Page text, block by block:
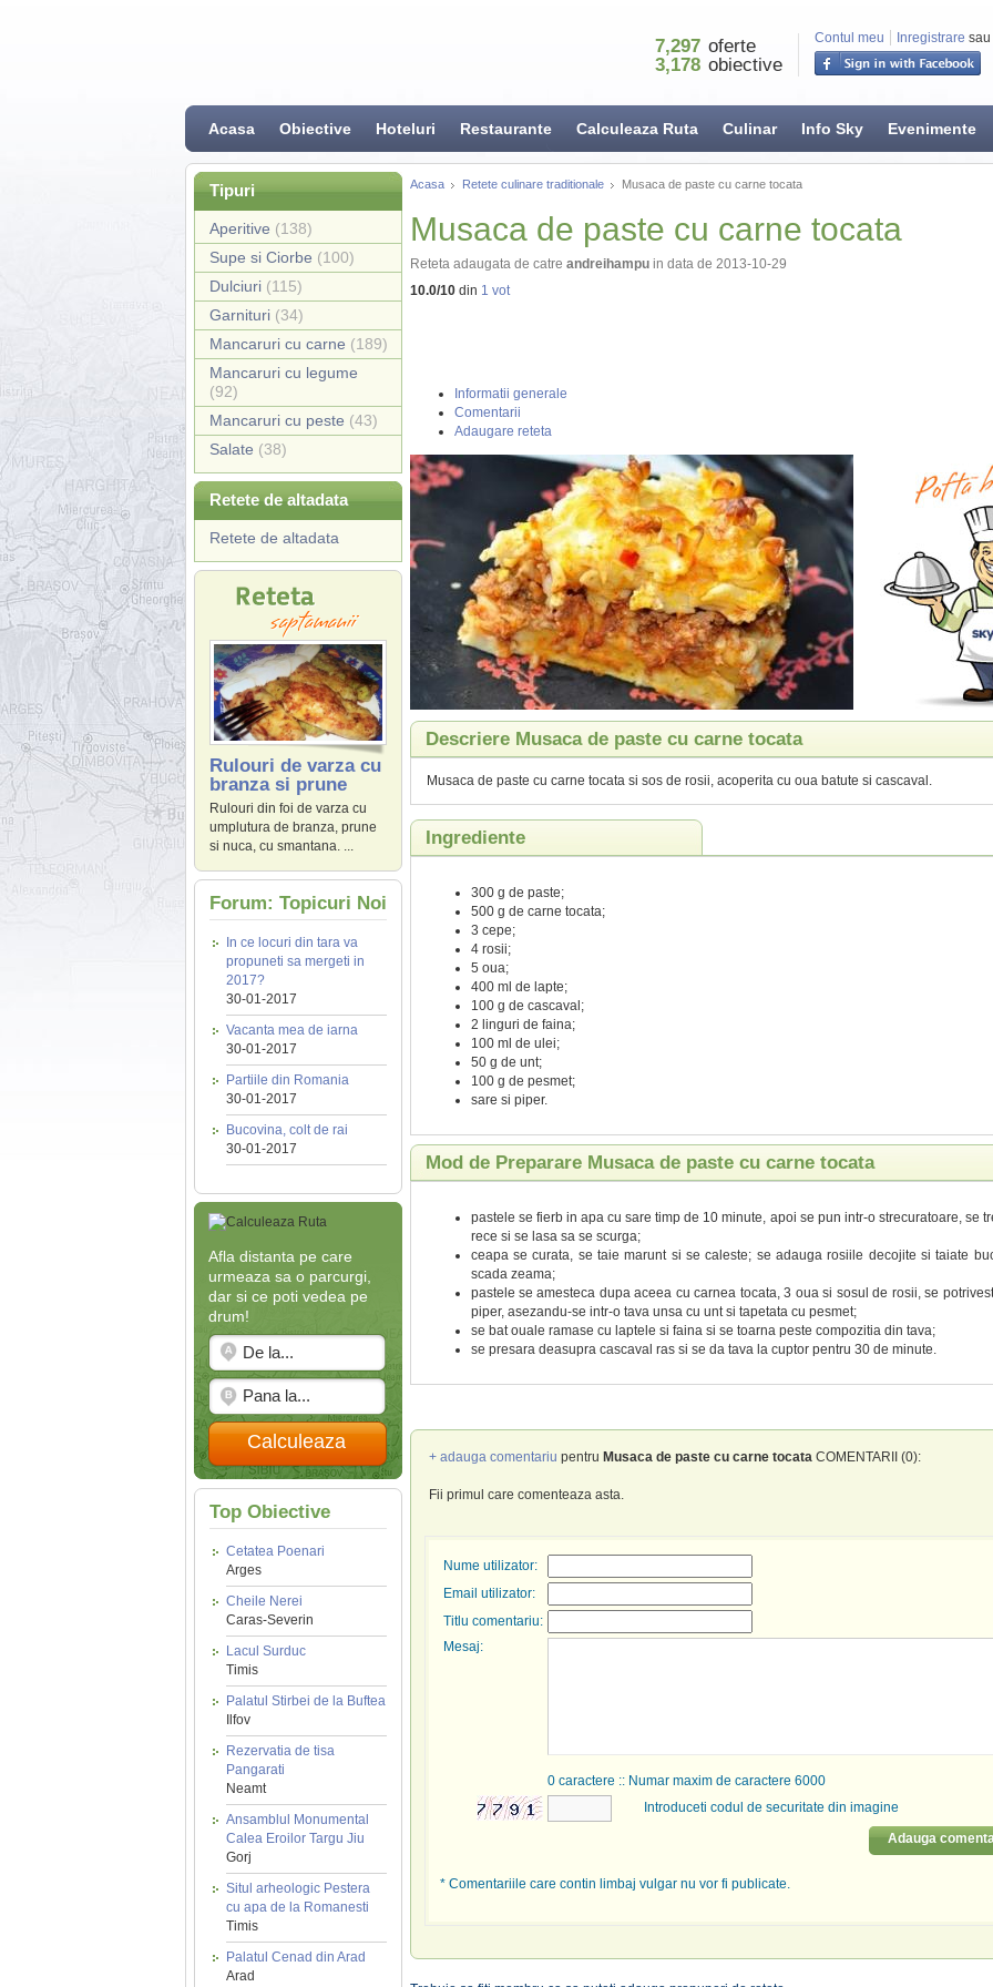
Contul meu Inregistrare sau
7,297 oferte
3,178 obiective
Acasa Obiective Hoteluri Restaurante Calculeaza Ruta Culinar Info Sky Evenimente
Tipuri
Aperitive (138)
Supe si Ciorbe (100)
Dulciuri (115)
Garnituri (34)
Mancaruri cu carne (189)
Mancaruri cu legume
(92)
Mancaruri cu peste (43)
Salate (38)
Retete de altadata
Retete de altadata
Rulouri de varza cu
branza si prune
Rulouri din foi de varza cu
umplutura de branza, prune
si nuca, cu smantana. ...
Forum: Topicuri Noi
In ce locuri din tara va
propuneti sa mergeti in
2017?
30-01-2017
Vacanta mea de iarna
30-01-2017
Partiile din Romania
30-01-2017
Bucovina, colt de rai
30-01-2017
Afla distanta pe care
urmeaza sa o parcurgi,
dar si ce poti vedea pe
drum!
Calculeaza
Top Obiective
Cetatea Poenari
Arges
Cheile Nerei
Caras-Severin
Lacul Surduc
Timis
Palatul Stirbei de la Buftea
Ilfov
Rezervatia de tisa
Pangarati
Neamt
Ansamblul Monumental
Calea Eroilor Targu Jiu
Gorj
Situl arheologic Pestera
cu apa de la Romanesti
Timis
Palatul Cenad din Arad
Arad
Acasa Retete culinare traditionale Musaca de paste cu carne tocata
Musaca de paste cu carne tocata
Reteta adaugata de catre andreihampu in data de 2013-10-29
10.0/10din 1 vot
Informatii generale
Comentarii
Adaugare reteta
Descriere Musaca de paste cu carne tocata
Musaca de paste cu carne tocata si sos de rosii, acoperita cu oua batute si cascaval.
Ingrediente
300 g de paste;
500 g de carne tocata;
3 cepe;
4 rosii;
5 oua;
400 ml de lapte;
100 g de cascaval;
2 linguri de faina;
100 ml de ulei;
50 g de unt;
100 g de pesmet;
sare si piper.
Mod de Preparare Musaca de paste cu carne tocata
pastele se fierb in apa cu sare timp de 10 minute, apoi se pun intr-o strecuratoare, se
rece si se lasa sa se scurga;
ceapa se curata, se taie marunt si se caleste; se adauga rosiile decojite si taiate
scada zeama;
pastele se amesteca dupa aceea cu carnea tocata, 3 oua si sosul de rosii, se
piper, asezandu-se intr-o tava unsa cu unt si tapetata cu pesmet;
se bat ouale ramase cu laptele si faina si se toarna peste compozitia din tava;
se presara deasupra cascaval ras si se da tava la cuptor pentru 30 de minute.
+ adauga comentariu pentru Musaca de paste cu carne tocataCOMENTARII (0):
Fii primul care comenteaza asta.
Nume utilizator:
Email utilizator:
Titlu comentariu:
Mesaj:
0caractere :: Numar maxim de caractere 6000
Introduceti codul de securitate din imagine
Adauga
* Comentariile care contin limbaj vulgar nu vor fi publicate.